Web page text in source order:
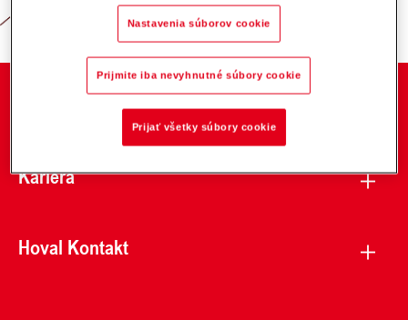
O spoločnosti
Kariéra
Hoval Kontakt
Nastavenia súborov cookie
Prijmite iba nevyhnutné súbory cookie
Prijať všetky súbory cookie